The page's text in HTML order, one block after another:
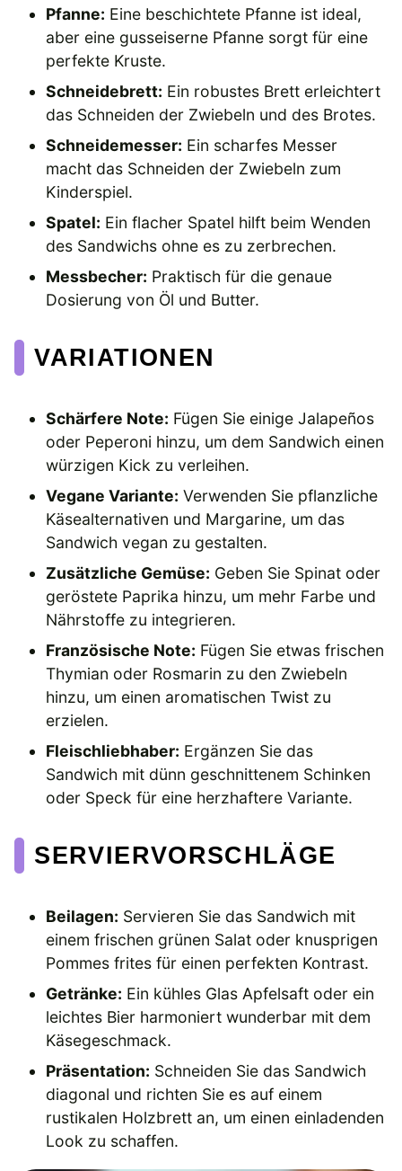
Pfanne: Eine beschichtete Pfanne ist ideal,
aber eine gusseiserne Pfanne sorgt für eine
perfekte Kruste.
Schneidebrett: Ein robustes Brett erleichtert
das Schneiden der Zwiebeln und des Brotes.
Schneidemesser: Ein scharfes Messer
macht das Schneiden der Zwiebeln zum
Kinderspiel.
Spatel: Ein flacher Spatel hilft beim Wenden
des Sandwichs ohne es zu zerbrechen.
Messbecher: Praktisch für die genaue
Dosierung von Öl und Butter.
VARIATIONEN
Schärfere Note: Fügen Sie einige Jalapeños
oder Peperoni hinzu, um dem Sandwich einen
würzigen Kick zu verleihen.
Vegane Variante: Verwenden Sie pflanzliche
Käsealternativen und Margarine, um das
Sandwich vegan zu gestalten.
Zusätzliche Gemüse: Geben Sie Spinat oder
geröstete Paprika hinzu, um mehr Farbe und
Nährstoffe zu integrieren.
Französische Note: Fügen Sie etwas frischen
Thymian oder Rosmarin zu den Zwiebeln
hinzu, um einen aromatischen Twist zu
erzielen.
Fleischliebhaber: Ergänzen Sie das
Sandwich mit dünn geschnittenem Schinken
oder Speck für eine herzhaftere Variante.
SERVIERVORSCHLÄGE
Beilagen: Servieren Sie das Sandwich mit
einem frischen grünen Salat oder knusprigen
Pommes frites für einen perfekten Kontrast.
Getränke: Ein kühles Glas Apfelsaft oder ein
leichtes Bier harmoniert wunderbar mit dem
Käsegeschmack.
Präsentation: Schneiden Sie das Sandwich
diagonal und richten Sie es auf einem
rustikalen Holzbrett an, um einen einladenden
Look zu schaffen.